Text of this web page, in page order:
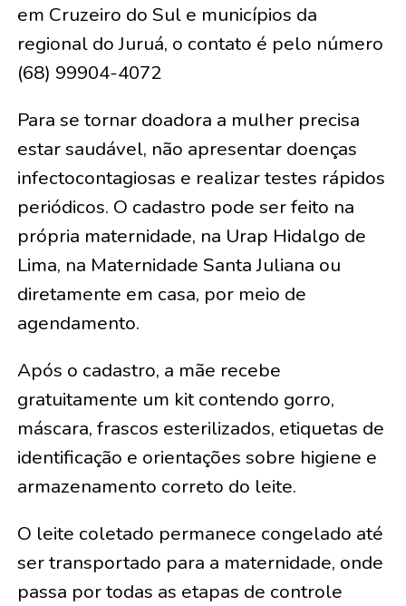
em Cruzeiro do Sul e municípios da
regional do Juruá, o contato é pelo número
(68) 99904-4072
Para se tornar doadora a mulher precisa
estar saudável, não apresentar doenças
infectocontagiosas e realizar testes rápidos
periódicos. O cadastro pode ser feito na
própria maternidade, na Urap Hidalgo de
Lima, na Maternidade Santa Juliana ou
diretamente em casa, por meio de
agendamento.
Após o cadastro, a mãe recebe
gratuitamente um kit contendo gorro,
máscara, frascos esterilizados, etiquetas de
identificação e orientações sobre higiene e
armazenamento correto do leite.
O leite coletado permanece congelado até
ser transportado para a maternidade, onde
passa por todas as etapas de controle